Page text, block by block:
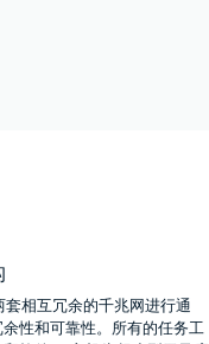
相互冗余的千兆网进行通
性和可靠性。所有的任务工